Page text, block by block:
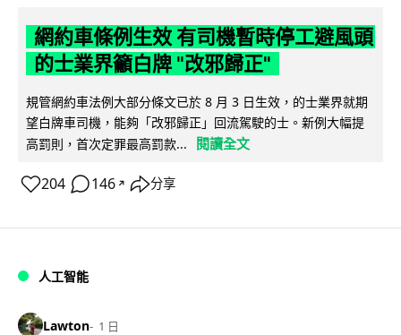
網約車條例生效 有司機暫時停工避風頭
的士業界籲白牌 "改邪歸正"
規管網約車法例大部分條文已於 8 月 3 日生效，的士業界就期
望白牌車司機，能夠「改邪歸正」回流駕駛的士。新例大幅提
高罰則，首次定罪最高罰款...
閱讀全文
204 146 ↗ 分享
人工智能
Lawton 1 日